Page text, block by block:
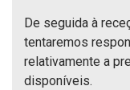
De seguida à
tentaremos
relativamente a
disponíveis.